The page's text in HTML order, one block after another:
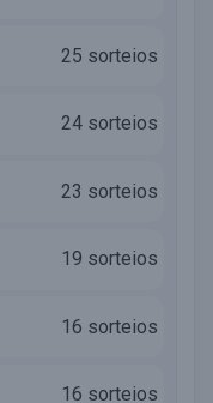
25 sorteios
24 sorteios
23 sorteios
19 sorteios
16 sorteios
16 sorteios